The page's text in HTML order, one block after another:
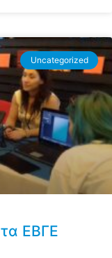
Uncategorized
ΕΒΓΕ